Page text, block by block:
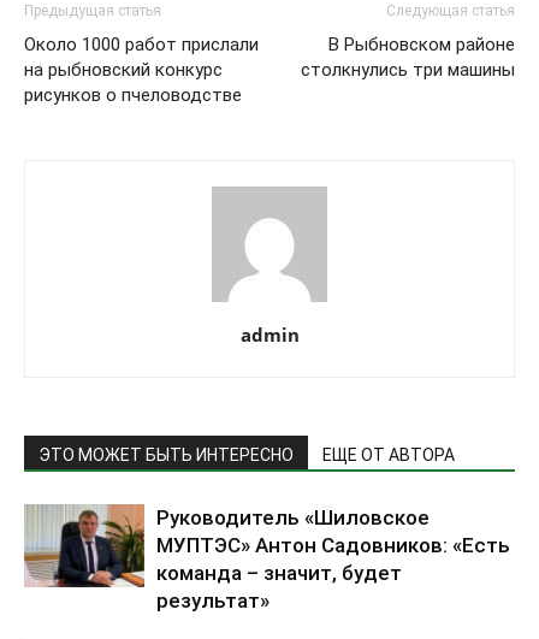
Предыдущая статья
Около 1000 работ прислали
на рыбновский конкурс
рисунков о пчеловодстве
Следующая статья
В Рыбновском районе
столкнулись три машины
admin
ЭТО МОЖЕТ БЫТЬ ИНТЕРЕСНО ЕЩЕ ОТ АВТОРА
Руководитель «Шиловское
МУПТЭС» Антон Садовников: «Есть
команда – значит, будет
результат»